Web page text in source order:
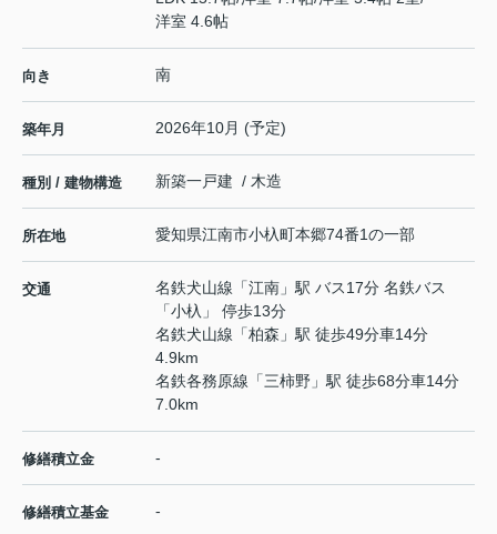
洋室 4.6帖
向き 南
築年月 2026年10月 (予定)
種別 / 建物構造 新築一戸建 / 木造
所在地 愛知県江南市小杁町本郷74番1の一部
交通 名鉄犬山線 「江南 」駅 バス17分 名鉄バス
「小杁」 停歩13分
名鉄犬山線 「柏森 」駅 徒歩49分車14分
4.9km
名鉄各務原線 「三柿野 」駅 徒歩68分車14分
7.0km
修繕積立金 -
修繕積立基金 -